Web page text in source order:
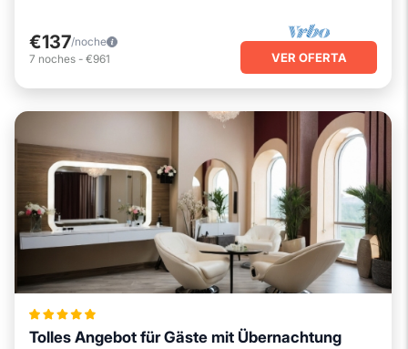
€137/noche
7 noches - €961 VER OFERTA
Tolles Angebot für Gäste mit Übernachtung